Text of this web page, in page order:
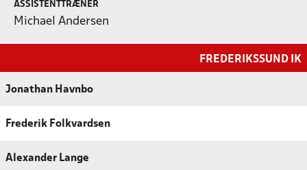
ASSISTENTTRÆNER
Michael Andersen
FREDERIKSSUND IK
Jonathan Havnbo
Frederik Folkvardsen
Alexander Lange